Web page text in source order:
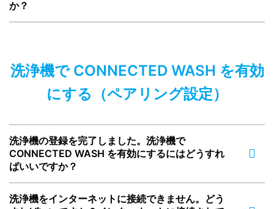
か？
洗浄機で CONNECTED WASH を有効
にする（ペアリング設定）
洗浄機の登録を完了しました。洗浄機で
CONNECTED WASH を有効にするにはどうすれ
ばいいですか？
洗浄機をインターネットに接続できません。どう